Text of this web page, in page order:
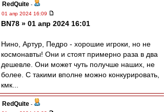
RedQuite -
01 апр 2024 16:09
BN78 » 01 апр 2024 16:01
Нино, Артур, Педро - хорошие игроки, но не
космонавты! Они и стоят примерно раза в два
дешевле. Они может чуть получше наших, не
более. С такими вполне можно конкурировать,
кмк...
RedQuite -